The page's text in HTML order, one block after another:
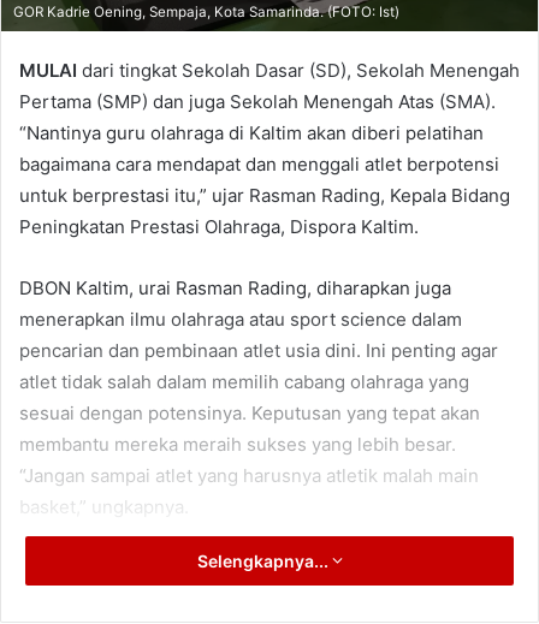
GOR Kadrie Oening, Sempaja, Kota Samarinda. (FOTO: Ist)
MULAI dari tingkat Sekolah Dasar (SD), Sekolah Menengah
Pertama (SMP) dan juga Sekolah Menengah Atas (SMA).
“Nantinya guru olahraga di Kaltim akan diberi pelatihan
bagaimana cara mendapat dan menggali atlet berpotensi
untuk berprestasi itu,” ujar Rasman Rading, Kepala Bidang
Peningkatan Prestasi Olahraga, Dispora Kaltim.
DBON Kaltim, urai Rasman Rading, diharapkan juga
menerapkan ilmu olahraga atau sport science dalam
pencarian dan pembinaan atlet usia dini. Ini penting agar
atlet tidak salah dalam memilih cabang olahraga yang
sesuai dengan potensinya. Keputusan yang tepat akan
membantu mereka meraih sukses yang lebih besar.
“Jangan sampai atlet yang harusnya atletik malah main
basket,” ungkapnya.
Sebagai informasi, DBON Kaltim saat ini menaungi 14
Selengkapnya...